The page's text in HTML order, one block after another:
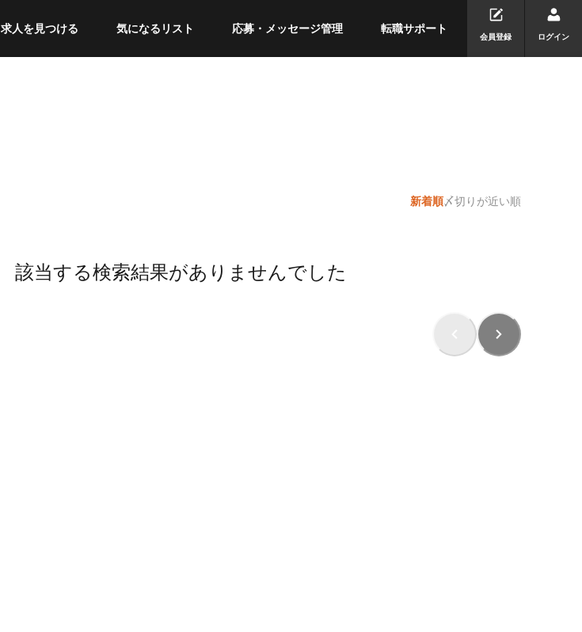
求人を見つける 気になるリスト 応募・メッセージ管理 転職サポート
会員登録 ログイン
新着順〆切りが近い順
該当する検索結果がありませんでした